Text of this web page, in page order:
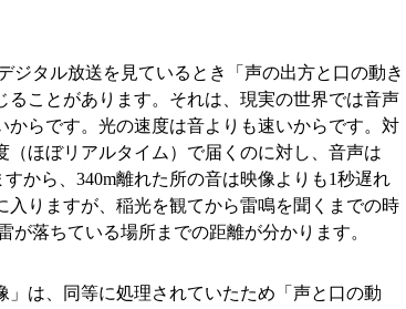
ジタル放送を見ているとき「声の出方と口の動き
ることがあります。それは、現実の世界では音声
からです。光の速度は音よりも速いからです。対
（ほぼリアルタイム）で届くのに対し、音声は
から、340m離れた所の音は映像よりも1秒遅れ
入りますが、稲光を観てから雷鳴を聞くまでの時
が落ちている場所までの距離が分かります。
」は、同等に処理されていたため「声と口の動